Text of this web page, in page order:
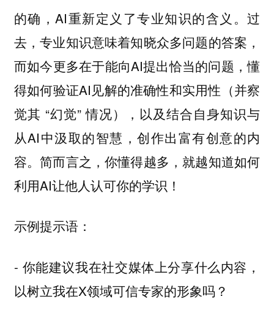
的确，AI重新定义了专业知识的含义。过
去，专业知识意味着知晓众多问题的答案，
而如今更多在于能向AI提出恰当的问题，懂
得如何验证AI见解的准确性和实用性（并察
觉其 “幻觉” 情况），以及结合自身知识与
从AI中汲取的智慧，创作出富有创意的内
容。简而言之，你懂得越多，就越知道如何
利用AI让他人认可你的学识！
示例提示语：
- 你能建议我在社交媒体上分享什么内容，
以树立我在X领域可信专家的形象吗？